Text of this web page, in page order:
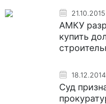
АМКУ
купить
Суд